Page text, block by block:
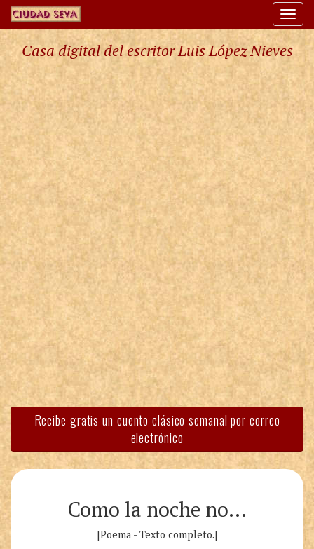
Casa digital del escritor Luis López Nieves
Recibe gratis un cuento clásico semanal por correo
electrónico
Como la noche no…
[Poema - Texto completo.]